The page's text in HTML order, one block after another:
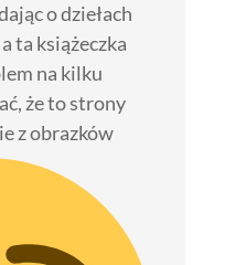
o dziełach
ta książeczka
na kilku
że to strony
z obrazków